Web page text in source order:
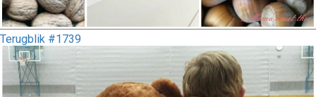
Terugblik #1739